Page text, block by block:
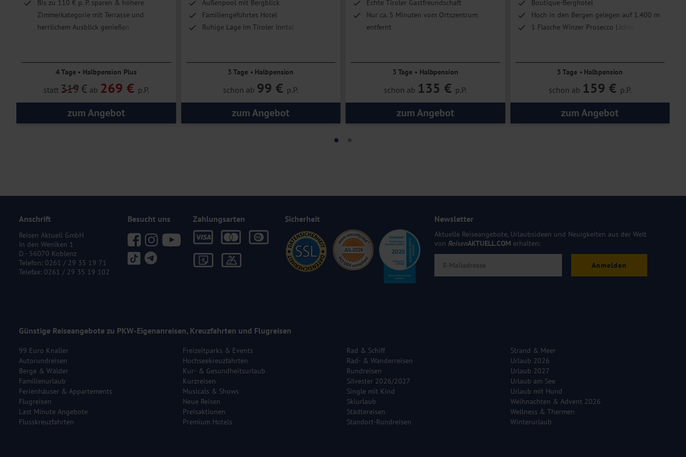
Bis zu 110 € p. P. sparen & höhere
Zimmerkategorie mit Terrasse und
herrlichem Ausblick genießen
4 Tage • Halbpension Plus
statt 319€ ab 269 € p.P.
zum Angebot
Außenpool mit Bergblick
Familiengeführtes Hotel
Ruhige Lage im Tiroler Inntal
3 Tage • Halbpension
schon ab 99 € p.P.
zum Angebot
Echte Tiroler Gastfreundschaft
Nur ca. 5 Minuten vom Ortszentrum
entfernt
3 Tage • Halbpension
schon ab 135 € p.P.
zum Angebot
Boutique-Berghotel
Hoch in den Bergen gelegen auf 1.400 m
1 Flasche Winzer Prosecco Lichteben inkl.
3 Tage • Halbpension
schon ab 159 € p.P.
zum Angebot
Anschrift
Reisen Aktuell GmbH
In den Weniken 1
D - 56070 Koblenz
Telefon: 0261 / 29 35 19 71
Telefax: 0261 / 29 35 19 102
Besucht uns Zahlungsarten Sicherheit Newsletter
Aktuelle Reiseangebote, Urlaubsideen und Neuigkeiten aus der Welt
von ReisenAKTUELL.COM erhalten:
Anmelden
Günstige Reiseangebote zu PKW-Eigenanreisen, Kreuzfahrten und Flugreisen
99 Euro Knaller
Autorundreisen
Berge & Wälder
Familienurlaub
Ferienhäuser & Appartements
Flugreisen
Last Minute Angebote
Flusskreuzfahrten
Freizeitparks & Events
Hochseekreuzfahrten
Kur- & Gesundheitsurlaub
Kurzreisen
Musicals & Shows
Neue Reisen
Preisaktionen
Premium Hotels
Rad & Schiff
Rad- & Wanderreisen
Rundreisen
Silvester 2026/2027
Single mit Kind
Skiurlaub
Städtereisen
Standort-Rundreisen
Strand & Meer
Urlaub 2026
Urlaub 2027
Urlaub am See
Urlaub mit Hund
Weihnachten & Advent 2026
Wellness & Thermen
Winterurlaub